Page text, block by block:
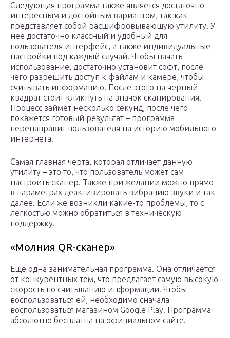
Следующая программа также является достаточно
интересным и достойным вариантом, так как
представляет собой расшифровывающую утилиту. У
неё достаточно классный и удобный для
пользователя интерфейс, а также индивидуальные
настройки под каждый случай. Чтобы начать
использование, достаточно установит софт, после
чего разрешить доступ к файлам и камере, чтобы
считывать информацию. После этого на черный
квадрат стоит кликнуть на значок сканирования.
Процесс займет несколько секунд, после чего
покажется готовый результат – программа
перенаправит пользователя на историю мобильного
интернета.
Самая главная черта, которая отличает данную
утилиту – это то, что пользователь может сам
настроить сканер. Также при желании можно прямо
в параметрах деактивировать вибрацию звуки и так
далее. Если же возникли какие-то проблемы, то с
легкостью можно обратиться в техническую
поддержку.
«Молния QR-сканер»
Еще одна занимательная программа. Она отличается
от конкурентных тем, что предлагает самую высокую
скорость по считыванию информации. Чтобы
воспользоваться ей, необходимо сначала
воспользоваться магазином Google Play. Программа
абсолютно бесплатна на официальном сайте.